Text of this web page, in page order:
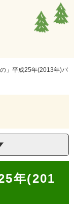
の」平成25年(2013年)バ
年(201